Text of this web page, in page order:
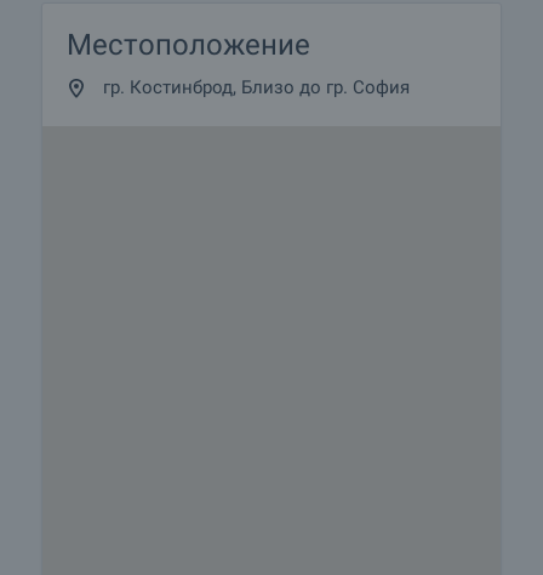
Местоположение
гр. Костинброд, Близо до гр. София